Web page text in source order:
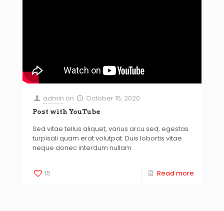
admin on October 15, 2020
Post with YouTube
Sed vitae tellus aliquet, varius arcu sed, egestas
turpisali quam erat volutpat. Duis lobortis vitae
neque donec interdum nullam.
15 Read more